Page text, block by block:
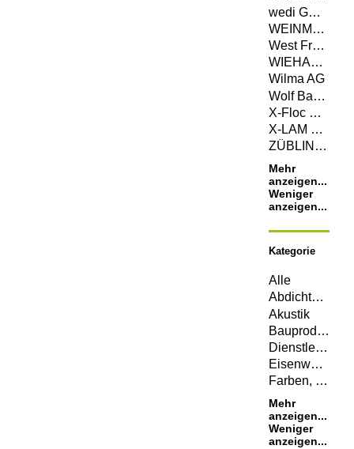
wedi GmbH
WEINMANN Holzbausystemtechnik GmbH
West Fraser Timber Co. Ltd.
WIEHAG Holding GmbH
Wilma AG
Wolf Bavaria GmbH
X-Floc Dämmtechnik-Maschinen GmbH
X-LAM DOLOMITI S.R.L.
ZÜBLIN Timber GmbH
Mehr
anzeigen...
Weniger
anzeigen...
Kategorie
Alle
Abdichtungen
Akustik
Bauprodukte
Dienstleistungen
Eisenwaren
Farben, Lacke, Öle
Mehr
anzeigen...
Weniger
anzeigen...